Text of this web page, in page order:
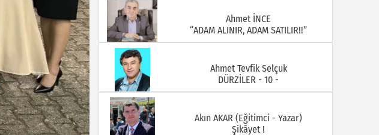
15.07.2026
Ahmet Tevfik Selçuk
DÜRZİLER - 10 -
Akın AKAR (Eğitimci - Yazar)
Şikâyet !
ALİ Haydar AKSAKAL
KOLEKSİYONCULARI KULÜBÜ ÜYELERİ YIL :
1930 ARİF DOĞAN